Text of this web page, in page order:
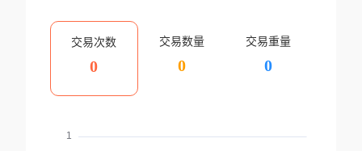
交易次数
0
交易数量
0
交易重量
0